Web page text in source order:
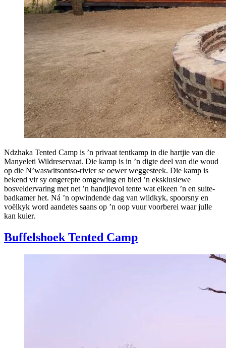
Ndzhaka Tented Camp is ’n privaat tentkamp in die hartjie van die
Manyeleti Wildreservaat. Die kamp is in ’n digte deel van die woud
op die N’waswitsontso-rivier se oewer weggesteek. Die kamp is
bekend vir sy ongerepte omgewing en bied ’n eksklusiewe
bosveldervaring met net ’n handjievol tente wat elkeen ’n en suite-
badkamer het. Ná ’n opwindende dag van wildkyk, spoorsny en
voëlkyk word aandetes saans op ’n oop vuur voorberei waar julle
kan kuier.
Buffelshoek Tented Camp